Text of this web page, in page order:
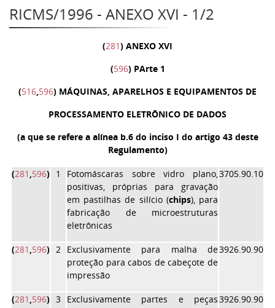
RICMS/1996 - ANEXO XVI - 1/2
(281) ANEXO XVI
(596) PArte 1
(516,596) MÁQUINAS, APARELHOS E EQUIPAMENTOS DE
PROCESSAMENTO ELETRÔNICO DE DADOS
(a que se refere a alínea b.6 do inciso I do artigo 43 deste
Regulamento)
(281 ,596) 1
Fotomáscaras sobre vidro plano,
positivas, próprias para gravação
em pastilhas de silício (chips), para
fabricação de microestruturas
eletrônicas
3705.90.10
(281 ,596) 2 Exclusivamente para malha de
proteção para cabos de cabeçote de
impressão
3926.90.90
(281 ,596) 3 Exclusivamente partes e peças3926.90.90